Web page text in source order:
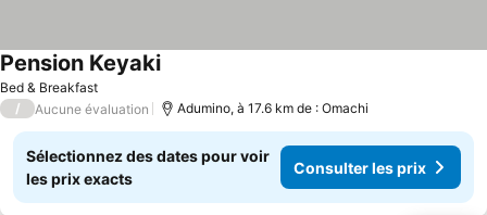
Bed & Breakfast
Pension Keyaki
/ Aucune évaluation Adumino, à 17.6 km de : Omachi
Sélectionnez des dates pour voir
les prix exacts
Consulter les prix